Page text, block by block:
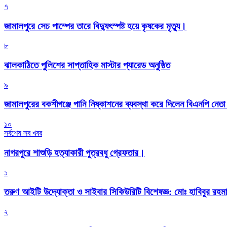
৭
জামালপুরে সেচ পাম্পের তারে বিদ্যুৎস্পষ্ট হয়ে কৃষকের মৃত্যু।
৮
‎ঝালকাঠিতে পুলিশের সাপ্তাহিক মাস্টার প্যারেড অনুষ্ঠিত
৯
জামালপুরের বকশীগঞ্জে পানি নিষ্কাশনের ব্যবস্থা করে দিলেন বিএনপি
১০
সর্বশেষ সব খবর
নাগরপুরে শাশুড়ি হত্যাকারী পুত্রবধু গ্রেফতার।
১
তরুণ আইটি উদ্যোক্তা ও সাইবার সিকিউরিটি বিশেষজ্ঞ: মোঃ হাবিবুর
২